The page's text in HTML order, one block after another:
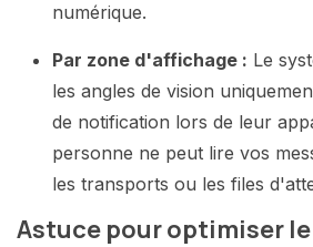
numérique.
Par zone d'affichage : Le
les angles de vision
de notification lors de leur
personne ne peut lire vos
les transports ou les files
Astuce pour optimiser